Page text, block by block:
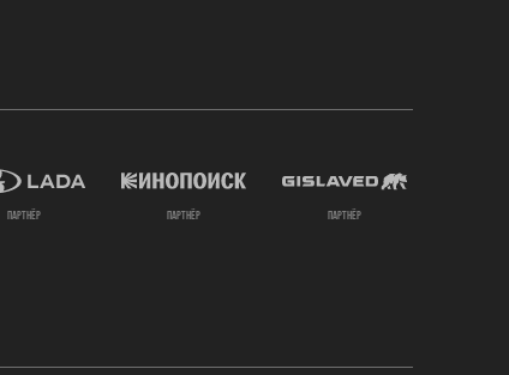
партнёр партнёр партнёр